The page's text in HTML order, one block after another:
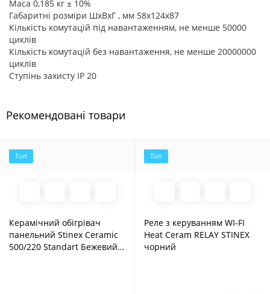
Маса 0,185 кг ± 10%
Габаритні розміри ШхВхГ , мм 58х124х87
Кількість комутацій під навантаженням, не менше 50000
циклів
Кількість комутацій без навантаження, не менше 20000000
циклів
Ступінь захисту IP 20
Рекомендовані товари
Топ
Керамічний обігрівач
панельний Stinex Ceramic
500/220 Standart Бежевий
Топ
Реле з керуванням WI-FI
Heat Ceram RELAY STINEX
чорний
тактичної медицини
Міністерство цифрової трансформації
України
Донати у криптовалюті
ГО «СПРАВА ГРОМАД»
спільнота закуповує і поставляє у війська все
рутинні процеси від “зрозуміти що треба" і
закінчуючи врученням омріяної техніки! Проте цей
шлях ми можемо подолати тільки за одної умови,
Підтримати Збройні Сили України